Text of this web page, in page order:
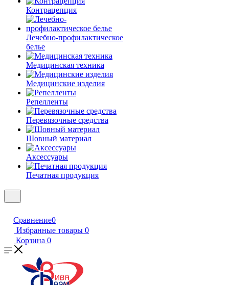
Контрацепция
Лечебно-профилактическое
белье
Медицинская техника
Медицинские изделия
Репелленты
Перевязочные средства
Шовный материал
Аксессуары
Печатная продукция
Сравнение0
Избранные товары 0
Корзина 0